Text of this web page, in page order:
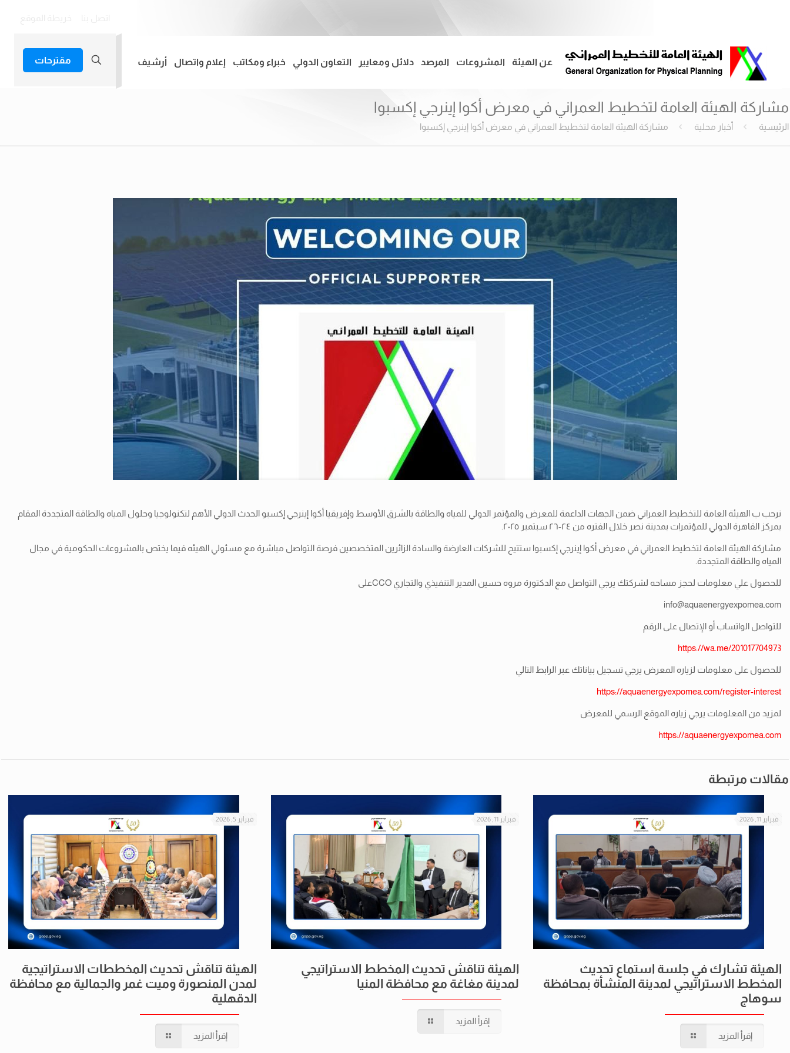
عن الهيئة المشروعات المرصد دلائل ومعايير التعاون الدولي خبراء ومكاتب إعلام واتصال أرشيف مقترحات
مشاركة الهيئة العامة لتخطيط العمراني في معرض أكوا إينرجي إكسبوا
الرئيسية أخبار محلية مشاركة الهيئة العامة لتخطيط العمراني في معرض أكوا إينرجي إكسبوا
نرحب ب الهيئة العامة للتخطيط العمراني ضمن الجهات الداعمة للمعرض والمؤتمر الدولي للمياه والطاقة بالشرق الأوسط وإفريقيا أكوا إينرجي إكسبو الحدث الدولي الأهم لتكنولوجيا وحلول المياه والطاقة المتجددة المقام
بمركز القاهرة الدولي للمؤتمرات بمدينة نصر خلال الفتره من ٢٤-٢٦ سبتمبر ٢٠٢٥.
مشاركة الهيئة العامة لتخطيط العمراني في معرض أكوا إينرجي إكسبوا ستتيح للشركات العارضة والسادة الزائرين المتخصصين فرصة التواصل مباشرة مع مسئولي الهيئه فيما يختص بالمشروعات الحكومية في مجال
المياه والطاقة المتجددة.
للحصول علي معلومات لحجز مساحه لشركتك يرجي التواصل مع الدكتورة مروه حسين المدير التنفيذي والتجاري CCOعلى
info@aquaenergyexpomea.com
للتواصل الواتساب أو الإتصال على الرقم
https://wa.me/201017704973
للحصول على معلومات لزياره المعرض يرجي تسجيل بياناتك عبر الرابط التالي
https://aquaenergyexpomea.com/register-interest
لمزيد من المعلومات يرجي زياره الموقع الرسمي للمعرض
https://aquaenergyexpomea.com
مقالات مرتبطة
فبراير 11, 2026
الهيئة تشارك في جلسة استماع تحديث
المخطط الاستراتيجي لمدينة المنشأة بمحافظة
سوهاج
إقرأ المزيد
فبراير 11, 2026
الهيئة تناقش تحديث المخطط الاستراتيجي
لمدينة مغاغة مع محافظة المنيا
إقرأ المزيد
فبراير 5, 2026
الهيئة تناقش تحديث المخططات الاستراتيجية
لمدن المنصورة وميت غمر والجمالية مع محافظة
الدقهلية
إقرأ المزيد